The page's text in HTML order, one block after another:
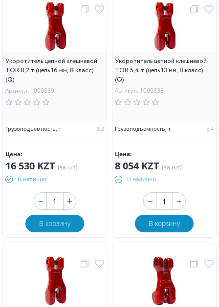
Укоротитель цепной клешневой
TOR 8,2 т (цепь 16 мм, 8 класс)
(Q)
Артикул: 1000839
Грузоподъемность, т 8,2
Цена:
16 530 KZT (за шт)
В наличии
В корзину
Укоротитель цепной клешневой
TOR 5,4 т (цепь 13 мм, 8 класс)
(Q)
Артикул: 1000838
Грузоподъемность, т 5,4
Цена:
8 054 KZT (за шт)
В наличии
В корзину